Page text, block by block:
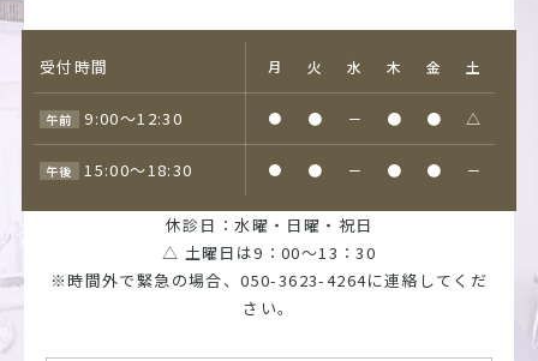
受付時間 月 火 水 木 金 土
午前 9:00～12:30 ● ● － ● ● △
午後 15:00～18:30 ● ● － ● ● －
休診日：水曜・日曜・祝日
△ 土曜日は9：00～13：30
※時間外で緊急の場合、050-3623-4264に連絡してくだ
さい。